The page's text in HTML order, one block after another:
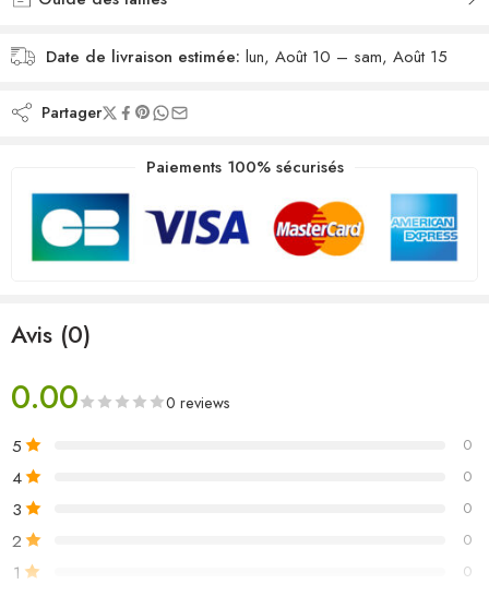
Date de livraison estimée: lun, Août 10 – sam, Août 15
Partager
Paiements 100% sécurisés
Avis (0)
0.00 0 reviews
5 0
4 0
3 0
2 0
1 0